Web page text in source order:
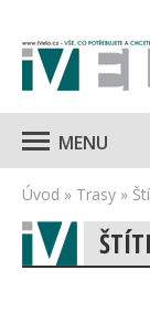
MENU
Úvod » Trasy »